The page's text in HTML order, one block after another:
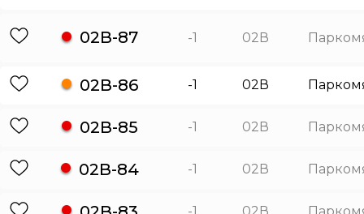
02В-87 -1 02В
02В-86 -1 02В
02В-85 -1 02В
02В-84 -1 02В